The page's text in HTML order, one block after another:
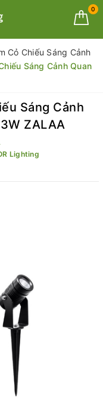
0
Cỏ Chiếu Sáng Cảnh
Sáng Cảnh Quan
Sáng Cảnh
ZALAA
Lighting